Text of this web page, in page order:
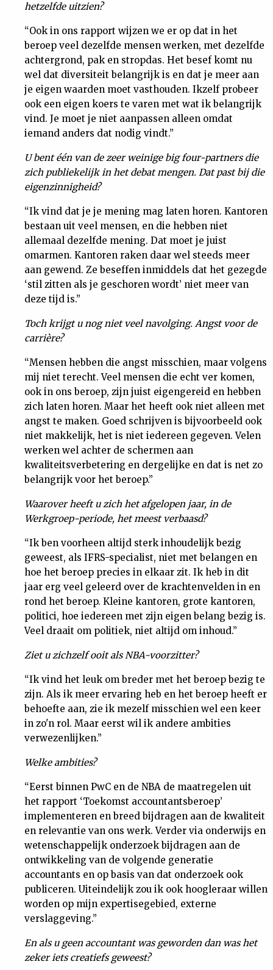
hetzelfde uitzien?
“Ook in ons rapport wijzen we er op dat in het
beroep veel dezelfde mensen werken, met dezelfde
achtergrond, pak en stropdas. Het besef komt nu
wel dat diversiteit belangrijk is en dat je meer aan
je eigen waarden moet vasthouden. Ikzelf probeer
ook een eigen koers te varen met wat ik belangrijk
vind. Je moet je niet aanpassen alleen omdat
iemand anders dat nodig vindt.”
U bent één van de zeer weinige big four-partners die
zich publiekelijk in het debat mengen. Dat past bij die
eigenzinnigheid?
“Ik vind dat je je mening mag laten horen. Kantoren
bestaan uit veel mensen, en die hebben niet
allemaal dezelfde mening. Dat moet je juist
omarmen. Kantoren raken daar wel steeds meer
aan gewend. Ze beseffen inmiddels dat het gezegde
‘stil zitten als je geschoren wordt’ niet meer van
deze tijd is.”
Toch krijgt u nog niet veel navolging. Angst voor de
carrière?
“Mensen hebben die angst misschien, maar volgens
mij niet terecht. Veel mensen die echt ver komen,
ook in ons beroep, zijn juist eigengereid en hebben
zich laten horen. Maar het heeft ook niet alleen met
angst te maken. Goed schrijven is bijvoorbeeld ook
niet makkelijk, het is niet iedereen gegeven. Velen
werken wel achter de schermen aan
kwaliteitsverbetering en dergelijke en dat is net zo
belangrijk voor het beroep.”
Waarover heeft u zich het afgelopen jaar, in de
Werkgroep-periode, het meest verbaasd?
“Ik ben voorheen altijd sterk inhoudelijk bezig
geweest, als IFRS-specialist, niet met belangen en
hoe het beroep precies in elkaar zit. Ik heb in dit
jaar erg veel geleerd over de krachtenvelden in en
rond het beroep. Kleine kantoren, grote kantoren,
politici, hoe iedereen met zijn eigen belang bezig is.
Veel draait om politiek, niet altijd om inhoud.”
Ziet u zichzelf ooit als NBA-voorzitter?
“Ik vind het leuk om breder met het beroep bezig te
zijn. Als ik meer ervaring heb en het beroep heeft er
behoefte aan, zie ik mezelf misschien wel een keer
in zo'n rol. Maar eerst wil ik andere ambities
verwezenlijken.”
Welke ambities?
“Eerst binnen PwC en de NBA de maatregelen uit
het rapport ‘Toekomst accountantsberoep’
implementeren en breed bijdragen aan de kwaliteit
en relevantie van ons werk. Verder via onderwijs en
wetenschappelijk onderzoek bijdragen aan de
ontwikkeling van de volgende generatie
accountants en op basis van dat onderzoek ook
publiceren. Uiteindelijk zou ik ook hoogleraar willen
worden op mijn expertisegebied, externe
verslaggeving.”
En als u geen accountant was geworden dan was het
zeker iets creatiefs geweest?